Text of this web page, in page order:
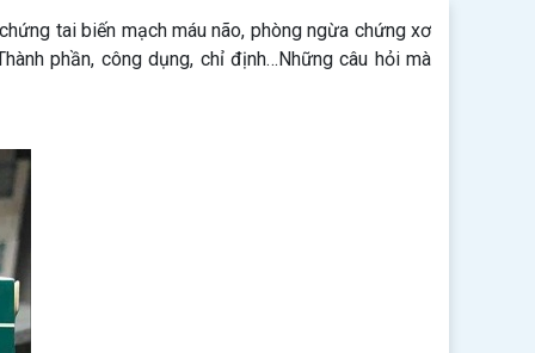
tai biến mạch máu não, phòng ngừa chứng xơ
phần, công dụng, chỉ định…Những câu hỏi mà